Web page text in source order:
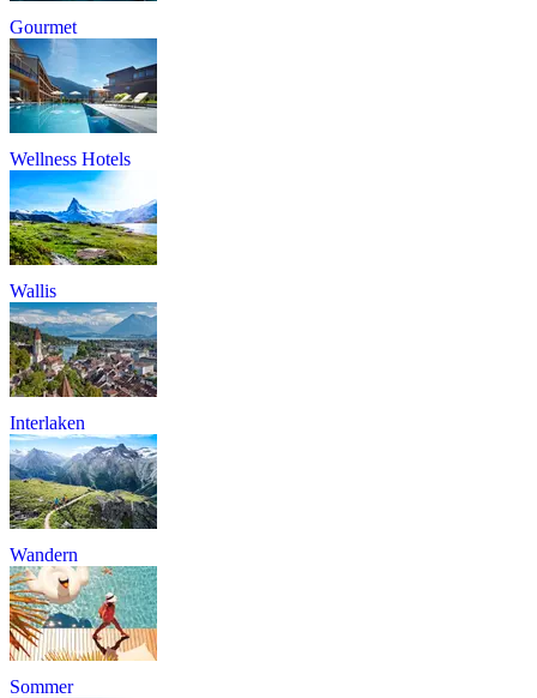
Gourmet
Wellness Hotels
Wallis
Interlaken
Wandern
Sommer